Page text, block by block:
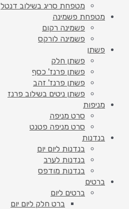
מטפחת סריג בשילוב דנטל
מטפחת פשמינה
פשמינה רקום
פשמינה לורקס
פשתן
פשתן חלק
פשתן פרנז' כסף
פשתן פרנז' זהב
פשתן ניטים בשילוב פרנז
מניפות
סרט מניפה
סרט מניפה פטנט
בנדנות
בנדנות ליום יום
בנדנות לערב
בנדנות מודפס
ברטים
ברטים ליום
ברט חלק ליום יום